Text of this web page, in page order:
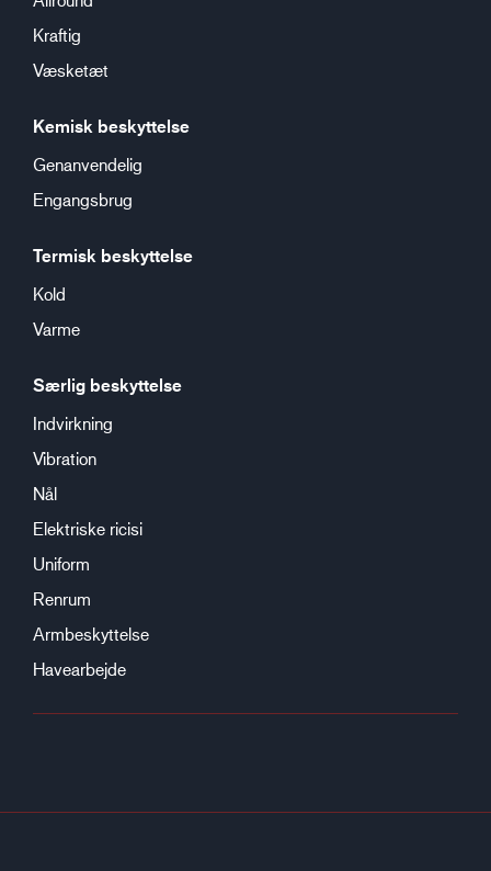
Kraftig
Væsketæt
Kemisk beskyttelse
Genanvendelig
Engangsbrug
Termisk beskyttelse
Kold
Varme
Særlig beskyttelse
Indvirkning
Vibration
Nål
Elektriske ricisi
Uniform
Renrum
Armbeskyttelse
Havearbejde